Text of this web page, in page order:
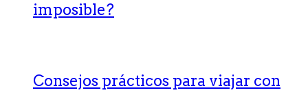
imposible?
Consejos prácticos para viajar con